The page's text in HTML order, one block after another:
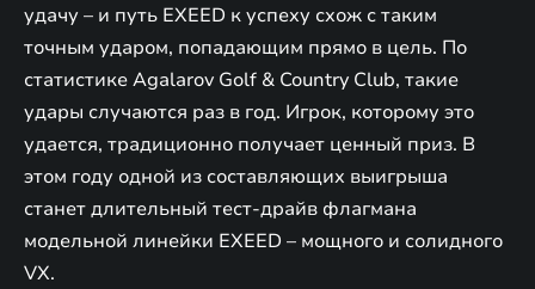
удачу – и путь EXEED к успеху схож с таким
точным ударом, попадающим прямо в цель. По
статистике Agalarov Golf & Country Club, такие
удары случаются раз в год. Игрок, которому это
удается, традиционно получает ценный приз. В
этом году одной из составляющих выигрыша
станет длительный тест-драйв флагмана
модельной линейки EXEED – мощного и солидного
VX.